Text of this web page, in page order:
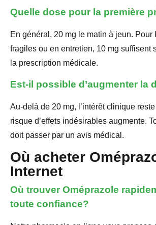
Quelle dose pour la première
En général, 20 mg le matin à jeun. Pour
fragiles ou en entretien, 10 mg suffisent
la prescription médicale.
Est-il possible d’augmenter la
Au-delà de 20 mg, l’intérêt clinique
risque d’effets indésirables augmente.
doit passer par un avis médical.
Où acheter
Internet
Où trouver Oméprazole
toute confiance?